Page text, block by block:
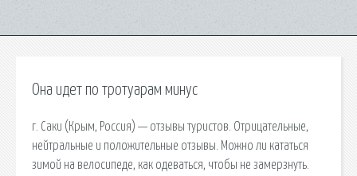
Она идет по тротуарам минус
г. Саки (Крым, Россия) — отзывы туристов. Отрицательные,
нейтральные и положительные отзывы. Можно ли кататься
зимой на велосипеде, как одеваться, чтобы не замерзнуть.